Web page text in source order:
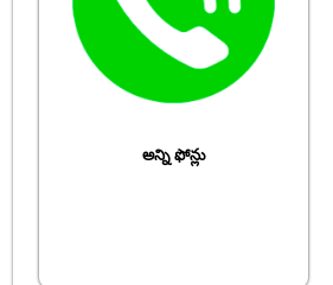
అన్ని ఫోన్లు